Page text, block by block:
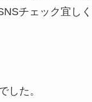
チェック宜し
した。